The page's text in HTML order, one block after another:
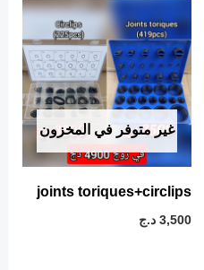
غير متوفر في المخزون
joints toriques+circlips
3,500 د.ج